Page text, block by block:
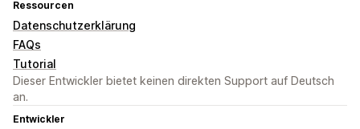
Ressourcen
Datenschutzerklärung
FAQs
Tutorial
Dieser Entwickler bietet keinen direkten Support auf Deutsch
an.
Entwickler